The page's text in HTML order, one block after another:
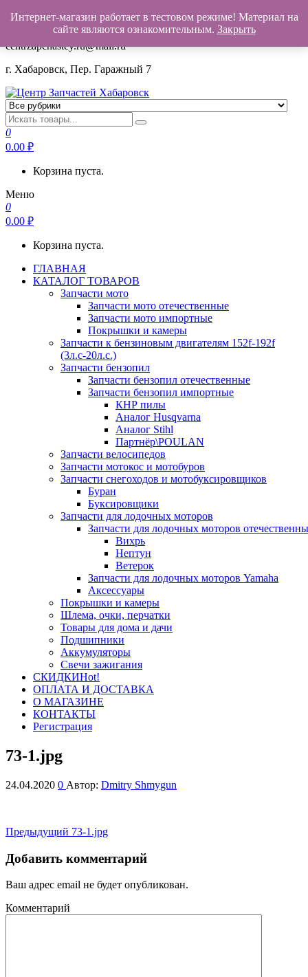
+7(962)503-00-25
centrzapchastey.ru@mail.ru
г. Хабаровск, Пер. Гаражный 7
Центр Запчастей Хабаровск
Запчасти для авто,
мото,бензопил,велосипедов,снегоходов,бензопил и т.д.
Хабаровск
0
0.00 ₽
Корзина пуста.
Меню
0
0.00 ₽
Корзина пуста.
ГЛАВНАЯ
КАТАЛОГ ТОВАРОВ
Запчасти мото
Запчасти мото отечественные
Запчасти мото импортные
Покрышки и камеры
Запчасти к бензиновым двигателям 152f-192f
(3л.с-20л.с.)
Запчасти бензопил
Запчасти бензопил отечественные
Запчасти бензопил импортные
КНР пилы
Аналог Husqvarna
Аналог Stihl
Партнёр\POULAN
Запчасти велосипедов
Запчасти мотокос и мотобуров
Запчасти снегоходов и мотобуксировщиков
Буран
Буксировщики
Запчасти для лодочных моторов
Запчасти для лодочных моторов
Вихрь
Нептун
Ветерок
Запчасти для лодочных моторов Yamaha
Аксессуары
Покрышки и камеры
Шлема, очки, перчатки
Товары для дома и дачи
Подшипники
Аккумуляторы
Свечи зажигания
СКИДКИHot!
ОПЛАТА И ДОСТАВКА
О МАГАЗИНЕ
КОНТАКТЫ
Регистрация
73-1.jpg
24.04.2020 0 Автор: Dmitry Shmygun
Навигация
по
записям
Предыдущая
Предыдущий 73-1.jpg
Добавить комментарий
Ваш адрес email не будет опубликован.
Комментарий
Интернет-магазин работает в тестовом режиме! Материал на
сайте являются ознакомительным. Закрыть